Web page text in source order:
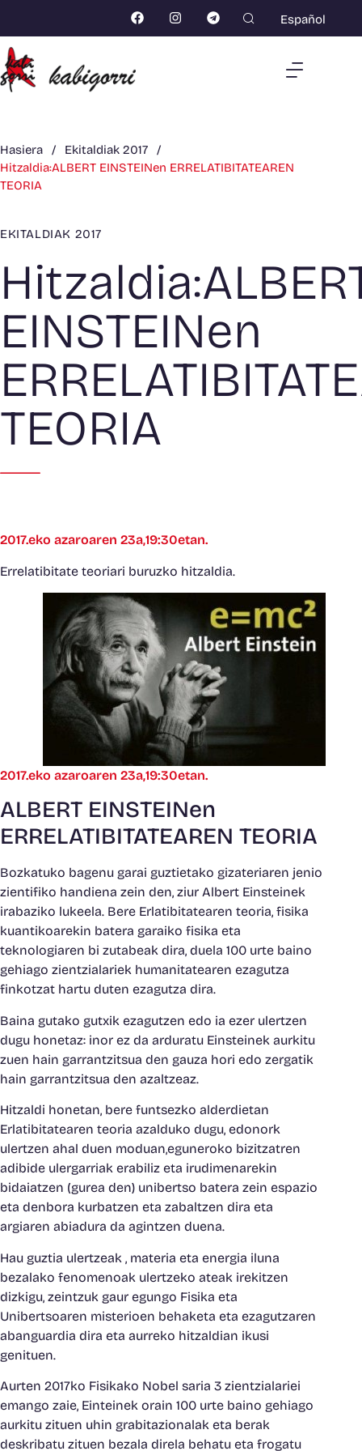
Español
Hasiera / Ekitaldiak 2017
/
Hitzaldia:ALBERT EINSTEINen ERRELATIBITATEAREN
TEORIA
EKITALDIAK 2017
EINSTEINen
TEORIA
2017.eko azaroaren 23a,19:30etan.
Errelatibitate teoriari buruzko hitzaldia.
2017.eko azaroaren 23a,19:30etan.
ALBERT EINSTEINen
ERRELATIBITATEAREN TEORIA
Bozkatuko bagenu garai guztietako gizateriaren jenio
zientifiko handiena zein den, ziur Albert Einsteinek
irabaziko lukeela. Bere Erlatibitatearen teoria, fisika
kuantikoarekin batera garaiko fisika eta
teknologiaren bi zutabeak dira, duela 100 urte baino
gehiago zientzialariek humanitatearen ezagutza
finkotzat hartu duten ezagutza dira.
Baina gutako gutxik ezagutzen edo ia ezer ulertzen
dugu honetaz: inor ez da arduratu Einsteinek aurkitu
zuen hain garrantzitsua den gauza hori edo zergatik
hain garrantzitsua den azaltzeaz.
Hitzaldi honetan, bere funtsezko alderdietan
Erlatibitatearen teoria azalduko dugu, edonork
ulertzen ahal duen moduan,eguneroko bizitzatren
adibide ulergarriak erabiliz eta irudimenarekin
bidaiatzen (gurea den) unibertso batera zein espazio
eta denbora kurbatzen eta zabaltzen dira eta
argiaren abiadura da agintzen duena.
Hau guztia ulertzeak , materia eta energia iluna
bezalako fenomenoak ulertzeko ateak irekitzen
dizkigu, zeintzuk gaur egungo Fisika eta
Unibertsoaren misterioen behaketa eta ezagutzaren
abanguardia dira eta aurreko hitzaldian ikusi
genituen.
Aurten 2017ko Fisikako Nobel saria 3 zientzialariei
emango zaie, Einteinek orain 100 urte baino gehiago
aurkitu zituen uhin grabitazionalak eta berak
deskribatu zituen bezala direla behatu eta frogatu